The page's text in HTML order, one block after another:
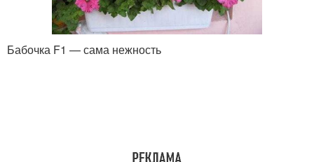
Бабочка F1 — сама нежность